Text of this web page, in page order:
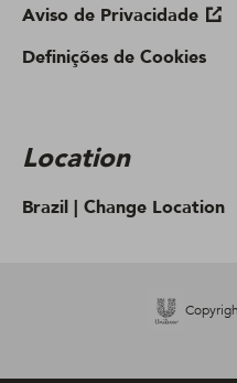
Aviso de Privacidade
Definições de Cookies
Location
Brazil | Change Location